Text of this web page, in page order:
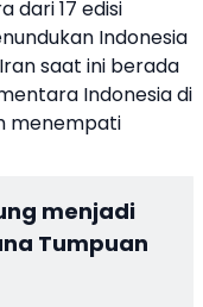
dari 17 edisi
Indonesia
saat ini berada
Indonesia di
menempati
menjadi
Tumpuan